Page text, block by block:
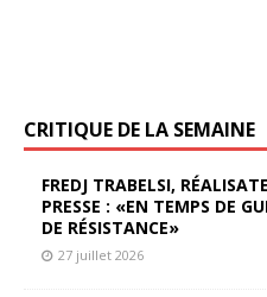
CRITIQUE DE LA SEMAINE
FREDJ TRABELSI,
PRESSE : «EN TEMPS DE
DE RÉSISTANCE»
27 juillet 2026